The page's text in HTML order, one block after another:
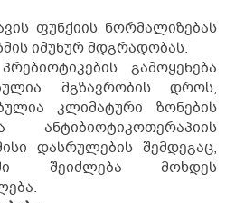
ფუნქიის ნორმალიზებას
იმუნურ მდგრადობას.
გამოყენება
მგზავრობის დროს,
კლიმატური ზონების
დასრულების შემდეგაც,
შეიძლება მოხდეს